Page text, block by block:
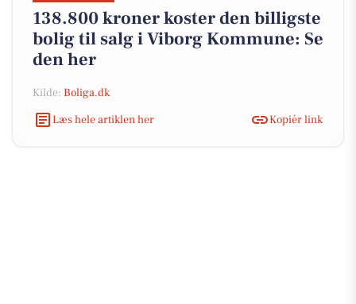
138.800 kroner koster den billigste
bolig til salg i Viborg Kommune: Se
den her
Kilde: Boliga.dk
Læs hele artiklen her
Kopiér link